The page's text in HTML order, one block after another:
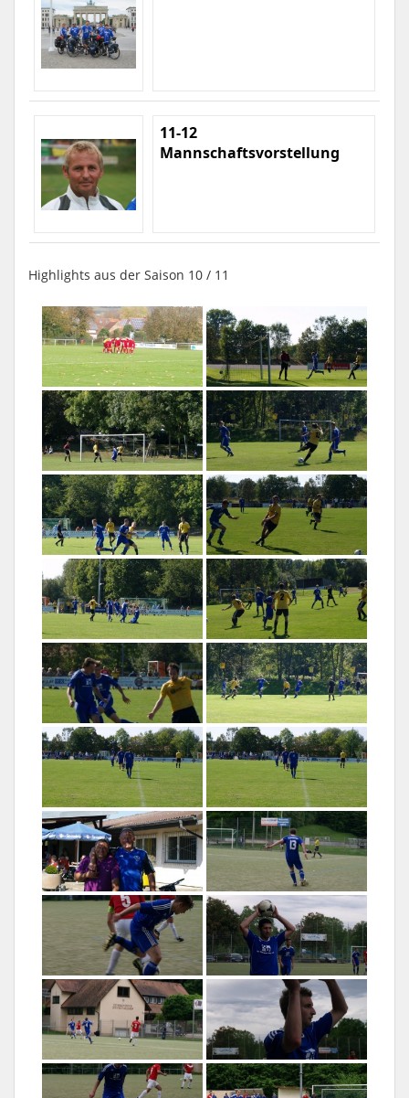
11-12
Mannschaftsvorstellung
Highlights aus der Saison 10 / 11